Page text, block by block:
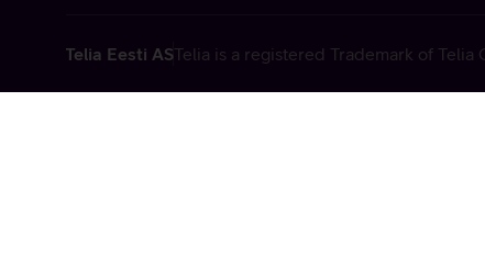
Telia Eesti ASTelia is a registered Trademark of Telia